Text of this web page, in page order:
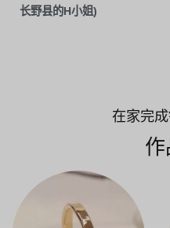
长野县的H小姐)
在家完成
作